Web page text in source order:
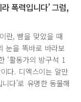
폭력입니다’ 그럼,
란, 뺨을 맞았을 때
눈을 똑바로 바라보
‘활동가의 방구석 1
다. 디엑스이는 알만
다’로 유명한 동물해